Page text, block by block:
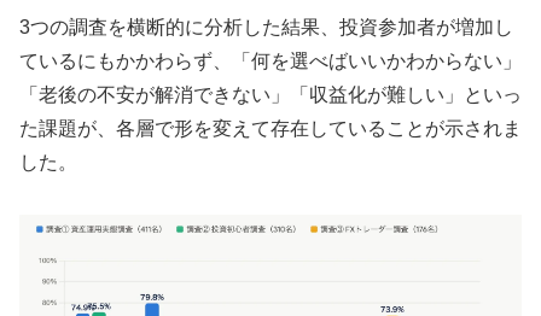
3つの調査を横断的に分析した結果、投資参加者が増加し
ているにもかかわらず、「何を選べばいいかわからない」
「老後の不安が解消できない」「収益化が難しい」といっ
た課題が、各層で形を変えて存在していることが示されま
した。